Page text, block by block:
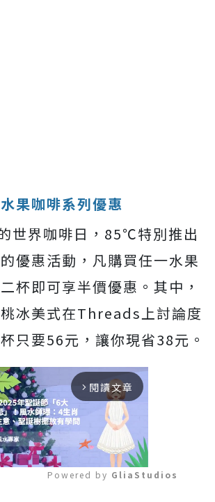
果咖啡系列優惠
世界咖啡日，85℃特別推出
優惠活動，凡購買任一水果
杯即可享半價優惠。其中，
冰美式在Threads上討論度
只要56元，讓你現省38元。
arrow_forward_ios 閱讀文章
Powered by GliaStudios